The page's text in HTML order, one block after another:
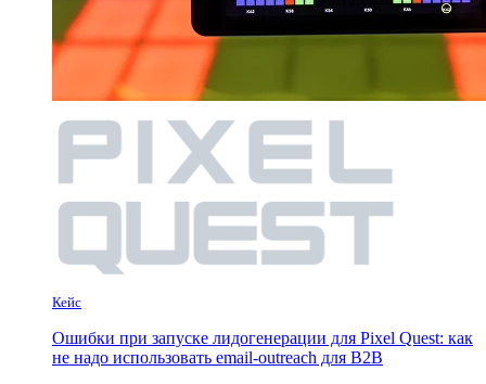
Кейс
Ошибки при запуске лидогенерации для Pixel Quest: как
не надо использовать email-outreach для B2B